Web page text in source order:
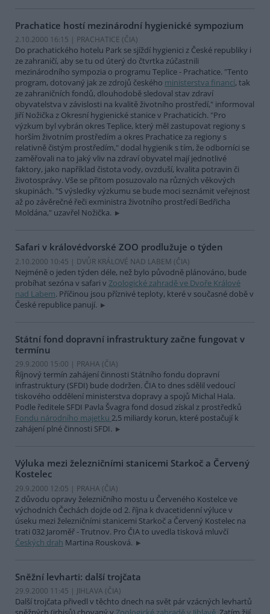
Prachatice hostí mezinárodní hygienické sympozium
2.10.2000 16:15 | PRACHATICE (ČIA)
Do prachatického hotelu Park se sjíždí hygienici z České republiky i
ze zahraničí, aby se tu od úterý do čtvrtka zúčastnili
mezinárodního sympozia o programu Teplice - Prachatice. "Tento
program, dotovaný jak ze zdrojů českého ministerstva financí, tak
ze zahraničních fondů, dlouhodobě sledoval stav zdraví
obyvatelstva v závislosti na kvalitě životního prostředí," informoval
Jiří Nožička z Okresní hygienické stanice v Prachaticích. "Pro
výzkum byl vybrán okres Teplice, který měl zastupovat regiony s
horším životním prostředím a okres Prachatice za regiony s
relativně čistým prostředím," dodal hygienik s tím, že odborníci se
zaměřovali na to jaký vliv na zdraví obyvatel mají jednotlivé
faktory, jako například čistota vody, ovzduší, kvalita potravin či
životosprávy. Vše se přitom posuzovalo na různých věkových
skupinách. "S výsledky výzkumu se bude moci seznámit veřejnost
až po závěrečné řeči exministra životního prostředí Bedřicha
Moldána," uzavřel Nožička.
Safari v královédvorské ZOO prodlužuje o týden
2.10.2000 10:45 | DVŮR KRÁLOVÉ NAD LABEM (ČIA)
Nejméně o jeden týden déle, než bylo původně plánováno, bude
probíhat sezóna v safari v Zoologické zahradě ve Dvoře Králové
nad Labem. Příčinou jsou příznivé teploty, které v současné době v
České republice panují.
Státní fond dopravní infrastruktury začne fungovat v
termínu
29.9.2000 15:00 | PRAHA (ČIA)
Říjnový termín zahájení činnosti Státního fondu dopravní
infrastruktury (SFDI) bude dodržen. ČIA to dnes sdělil vedoucí
tiskového oddělení ministerstva dopravy a spojů Michal Hala.
Podle ředitele SFDI Pavla Švagra fond dosud získal z prostředků
Fondu národního majetku 2,5 miliardy korun, které postačují k
zahájení plné činnosti SFDI.
Výluka mezi železničními stanicemi Starkoč a Červený
Kostelec
29.9.2000 12:05 | PRAHA (ČIA)
Z důvodu opravy železničního mostu u Červeného Kostelce ve
východních Čechách dojde od 2. října k dvacetidenní výluce v
úseku mezi železničními stanicemi Starkoč a Červený Kostelec na
trati 032 Jaroměř - Trutnov. Pro ČIA to uvedla tisková mluvčí
Českých drah Martina Rousková.
Sněžní levharti: další trojčata
29.9.2000 11:45 | JIHLAVA (ČIA)
Další trojčata přivedl v těchto dnech na svět pár vzácných levhartů